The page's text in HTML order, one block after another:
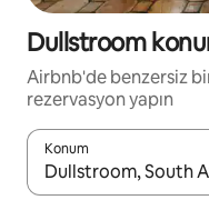
Dullstroom
Airbnb'de benzersiz
rezervasyon yapın
Konum
Sonuçlar kullanılabilir